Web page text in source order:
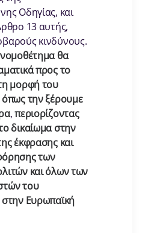
Οδηγίας, και
13 αυτής,
κινδύνους.
θα
προς το
μορφή του
όπως την ξέρουμε
,περιορίζοντας
δικαίωμα στην
έκφρασης και
των
και όλων των
του
στην Ευρωπαϊκή